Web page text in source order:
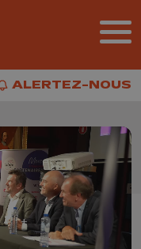
ALERTEZ-NOUS
ALERTEZ-NOUS